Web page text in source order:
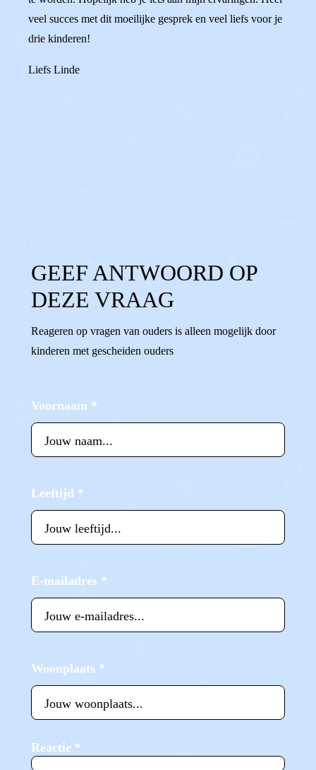
veel succes met dit moeilijke gesprek en veel liefs voor je
drie kinderen!
Liefs Linde
GEEF ANTWOORD OP
DEZE VRAAG
Reageren op vragen van ouders is alleen mogelijk door
kinderen met gescheiden ouders
Voornaam *
Leeftijd *
E-mailadres *
Woonplaats *
Reactie *